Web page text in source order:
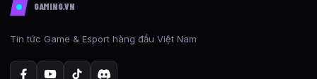
GAMING.VN
Tin tức Game & Esport hàng đầu Việt Nam